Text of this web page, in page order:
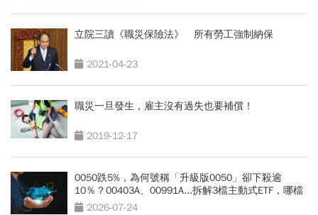
立院三讀《職災保險法》 所有勞工強制納保
2021-04-23
職災一旦發生，雇主沒有過失也要補償！
2019-12-17
0050跌5%，為何號稱「升級版0050」卻下殺逾
10％？00403A、00991A...拆解3檔主動式ETF，哪檔
最抗跌？
2026-07-24